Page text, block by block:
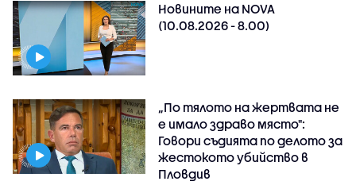
Новините на NOVA
(10.08.2026 - 8.00)
„По тялото на жертвата не
е имало здраво място":
Говори съдията по делото за
жестокото убийство в
Пловдив